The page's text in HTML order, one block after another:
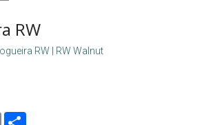
RW
RW | RW Walnut
Email